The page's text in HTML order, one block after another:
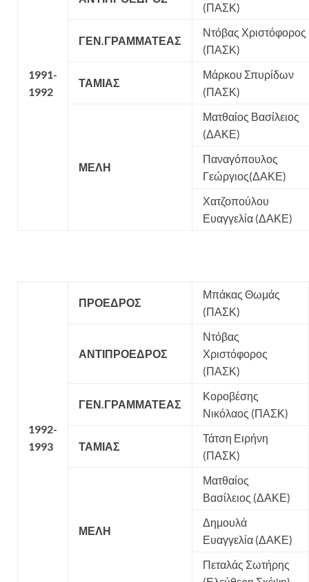
1991-
1992
(ΠΑΣΚ)
ΓΕΝ.ΓΡΑΜΜΑΤΕΑΣ
Ντόβας Χριστόφορος
(ΠΑΣΚ)
ΤΑΜΙΑΣ
Μάρκου Σπυρίδων
(ΠΑΣΚ)
ΜΕΛΗ
Ματθαίος Βασίλειος
(ΔΑΚΕ)
Παναγόπουλος
Γεώργιος(ΔΑΚΕ)
Χατζοπούλου
Ευαγγελία (ΔΑΚΕ)
1992-
1993
ΠΡΟΕΔΡΟΣ
Μπάκας Θωμάς
(ΠΑΣΚ)
ΑΝΤΙΠΡΟΕΔΡΟΣ
Ντόβας
Χριστόφορος
(ΠΑΣΚ)
ΓΕΝ.ΓΡΑΜΜΑΤΕΑΣ
Κοροβέσης
Νικόλαος (ΠΑΣΚ)
ΤΑΜΙΑΣ
Τάτση Ειρήνη
(ΠΑΣΚ)
ΜΕΛΗ
Ματθαίος
Βασίλειος (ΔΑΚΕ)
Δημουλά
Ευαγγελία (ΔΑΚΕ)
Πεταλάς Σωτήρης